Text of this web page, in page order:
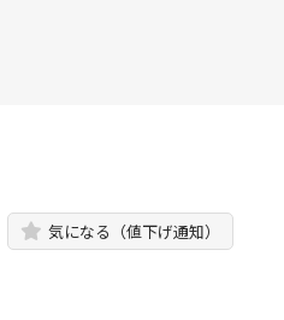
気になる（値下げ通知）